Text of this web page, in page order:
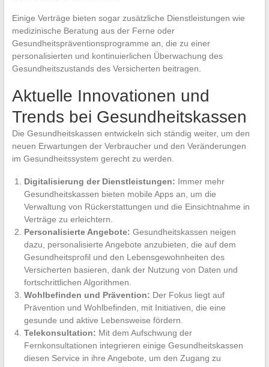
Einige Verträge bieten sogar zusätzliche Dienstleistungen wie
medizinische Beratung aus der Ferne oder
Gesundheitspräventionsprogramme an, die zu einer
personalisierten und kontinuierlichen Überwachung des
Gesundheitszustands des Versicherten beitragen.
Aktuelle Innovationen und
Trends bei Gesundheitskassen
Die Gesundheitskassen entwickeln sich ständig weiter, um den
neuen Erwartungen der Verbraucher und den Veränderungen
im Gesundheitssystem gerecht zu werden.
Digitalisierung der Dienstleistungen: Immer mehr
Gesundheitskassen bieten mobile Apps an, um die
Verwaltung von Rückerstattungen und die Einsichtnahme in
Verträge zu erleichtern.
Personalisierte Angebote: Gesundheitskassen neigen
dazu, personalisierte Angebote anzubieten, die auf dem
Gesundheitsprofil und den Lebensgewohnheiten des
Versicherten basieren, dank der Nutzung von Daten und
fortschrittlichen Algorithmen.
Wohlbefinden und Prävention: Der Fokus liegt auf
Prävention und Wohlbefinden, mit Initiativen, die eine
gesunde und aktive Lebensweise fördern.
Telekonsultation: Mit dem Aufschwung der
Fernkonsultationen integrieren einige Gesundheitskassen
diesen Service in ihre Angebote, um den Zugang zu